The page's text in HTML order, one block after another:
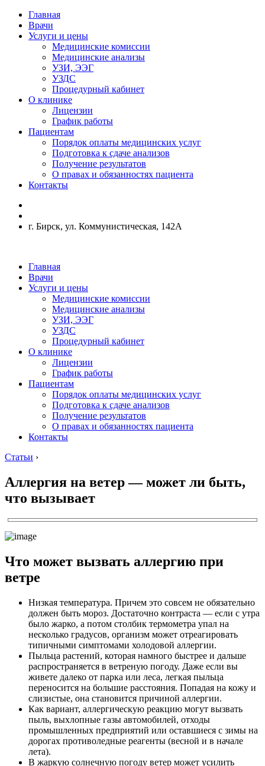
Главная
Врачи
Услуги и цены
Медицинские комиссии
Медицинские анализы
УЗИ, ЭЭГ
УЗДС
Процедурный кабинет
О клинике
Лицензии
График работы
Пациентам
Порядок оплаты медицинских услуг
Подготовка к сдаче анализов
Получение результатов
О правах и обязанностях пациента
Контакты
г. Бирск, ул. Коммунистическая, 142А
Главная
Врачи
Услуги и цены
Медицинские комиссии
Медицинские анализы
УЗИ, ЭЭГ
УЗДС
Процедурный кабинет
О клинике
Лицензии
График работы
Пациентам
Порядок оплаты медицинских услуг
Подготовка к сдаче анализов
Получение результатов
О правах и обязанностях пациента
Контакты
Статьи ›
Аллергия на ветер — может ли быть,
что вызывает
Что может вызвать аллергию при
ветре
Низкая температура. Причем это совсем не обязательно
должен быть мороз. Достаточно контраста — если с утра
было жарко, а потом столбик термометра упал на
несколько градусов, организм может отреагировать
типичными симптомами холодовой аллергии.
Пыльца растений, которая намного быстрее и дальше
распространяется в ветреную погоду. Даже если вы
живете далеко от парка или леса, легкая пыльца
переносится на большие расстояния. Попадая на кожу и
слизистые, она становится причиной аллергии.
Как вариант, аллергическую реакцию могут вызвать
пыль, выхлопные газы автомобилей, отходы
промышленных предприятий или оставшиеся с зимы на
дорогах противоледные реагенты (весной и в начале
лета).
В жаркую солнечную погоду ветер может усилить